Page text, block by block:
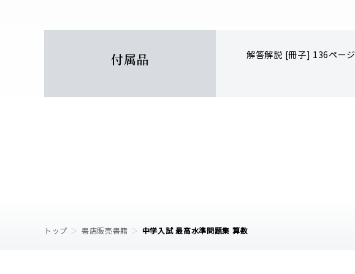
付属品 解答解説 [冊子] 136ページ
トップ 書店販売書籍 中学入試 最高水準問題集 算数